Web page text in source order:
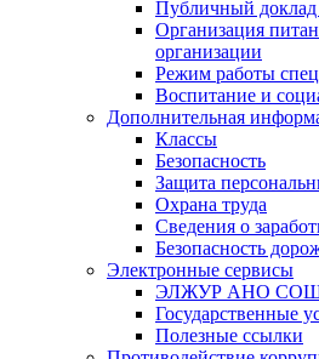
Публичный доклад
Организация
организации
Режим работы
Воспитание и
Дополнительная
Классы
Безопасность
Защита
Охрана труда
Сведения о
Безопасность
Электронные сервисы
ЭЛЖУР АНО СОШ
Государственные
Полезные ссылки